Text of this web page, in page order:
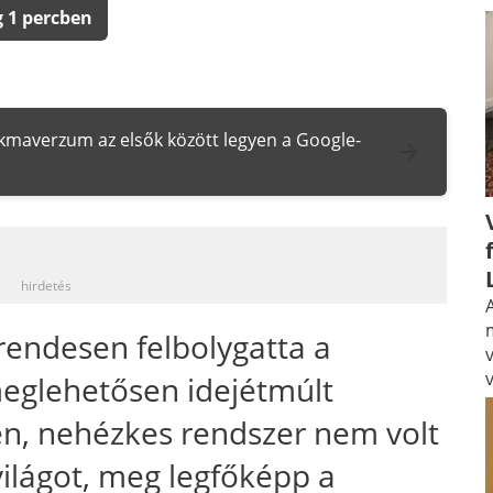
1 percben
az elsők között legyen a Google-
hirdetés
felbolygatta a
idejétmúlt
nehézkes rendszer nem volt
meg legfőképp a